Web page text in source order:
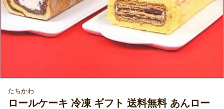
たちかわ
ロールケーキ 冷凍 ギフト 送料無料 あんロー